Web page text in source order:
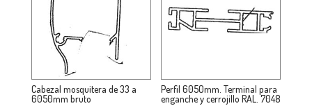
Cabezal mosquitera de 33 a
6050mm bruto
Perfil 6050mm. Terminal para
enganche y cerrojillo RAL. 7048